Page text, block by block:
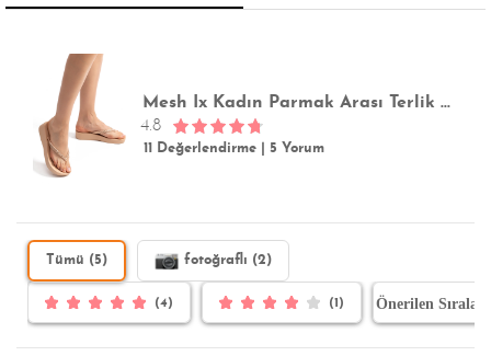
Mesh Ix Kadın Parmak Arası Terlik Bej 35/40
4.8
11 Değerlendirme 5 Yorum
Tümü (5) fotoğraflı (2)
(4) (1)